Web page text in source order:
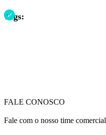
Tags:
FALE CONOSCO
Fale com o nosso time comercial